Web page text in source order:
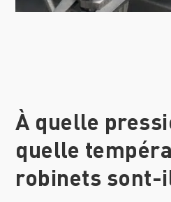
À quelle
quelle
robinets sont-